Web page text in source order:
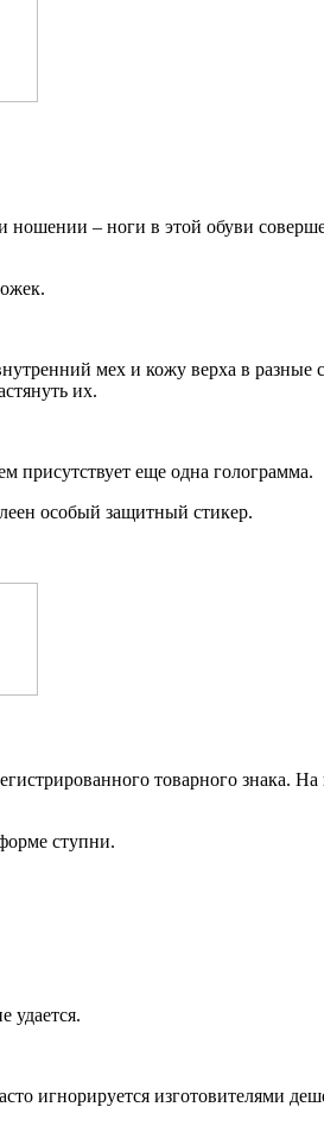
– ноги в этой обуви
мех и кожу верха в разные
их.
присутствует еще одна голограмма.
особый защитный стикер.
товарного знака.
ступни.
удается.
игнорируется изготовителями